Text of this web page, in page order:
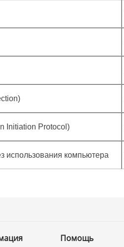
Initiation Protocol)
использования компьютера
Помощь